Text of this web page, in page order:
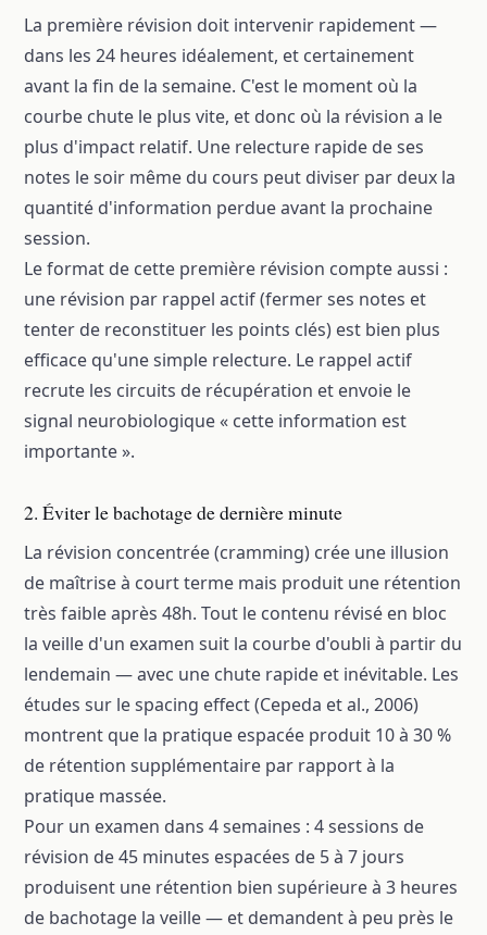
La première révision doit intervenir rapidement —
dans les 24 heures idéalement, et certainement
avant la fin de la semaine. C'est le moment où la
courbe chute le plus vite, et donc où la révision a le
plus d'impact relatif. Une relecture rapide de ses
notes le soir même du cours peut diviser par deux la
quantité d'information perdue avant la prochaine
session.
Le format de cette première révision compte aussi :
une révision par rappel actif (fermer ses notes et
tenter de reconstituer les points clés) est bien plus
efficace qu'une simple relecture. Le rappel actif
recrute les circuits de récupération et envoie le
signal neurobiologique « cette information est
importante ».
2. Éviter le bachotage de dernière minute
La révision concentrée (cramming) crée une illusion
de maîtrise à court terme mais produit une rétention
très faible après 48h. Tout le contenu révisé en bloc
la veille d'un examen suit la courbe d'oubli à partir du
lendemain — avec une chute rapide et inévitable. Les
études sur le spacing effect (Cepeda et al., 2006)
montrent que la pratique espacée produit 10 à 30 %
de rétention supplémentaire par rapport à la
pratique massée.
Pour un examen dans 4 semaines : 4 sessions de
révision de 45 minutes espacées de 5 à 7 jours
produisent une rétention bien supérieure à 3 heures
de bachotage la veille — et demandent à peu près le